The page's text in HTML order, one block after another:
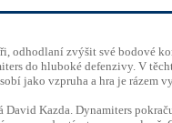
odhodlaní zvýšit své bodové
do hluboké defenzivy. V
jako vzpruha a hra je rázem
Kazda. Dynamiters